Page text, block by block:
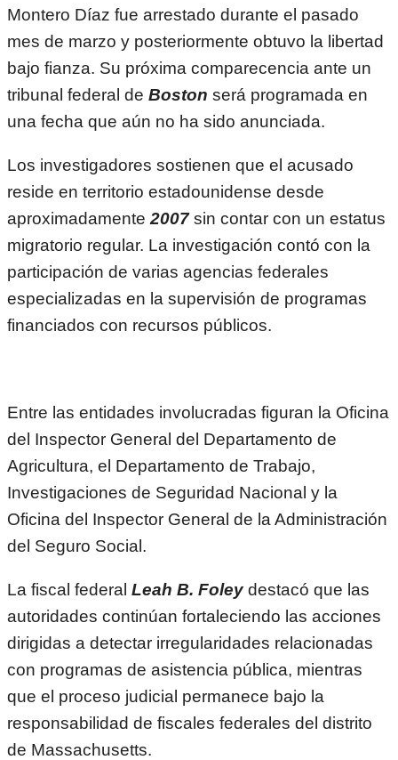
Montero Díaz fue arrestado durante el pasado
mes de marzo y posteriormente obtuvo la libertad
bajo fianza. Su próxima comparecencia ante un
tribunal federal de Boston será programada en
una fecha que aún no ha sido anunciada.
Los investigadores sostienen que el acusado
reside en territorio estadounidense desde
aproximadamente 2007sin contar con un estatus
migratorio regular. La investigación contó con la
participación de varias agencias federales
especializadas en la supervisión de programas
financiados con recursos públicos.
Entre las entidades involucradas figuran la Oficina
del Inspector General del Departamento de
Agricultura, el Departamento de Trabajo,
Investigaciones de Seguridad Nacional y la
Oficina del Inspector General de la Administración
del Seguro Social.
La fiscal federal Leah B. Foley destacó que las
autoridades continúan fortaleciendo las acciones
dirigidas a detectar irregularidades relacionadas
con programas de asistencia pública, mientras
que el proceso judicial permanece bajo la
responsabilidad de fiscales federales del distrito
de Massachusetts.